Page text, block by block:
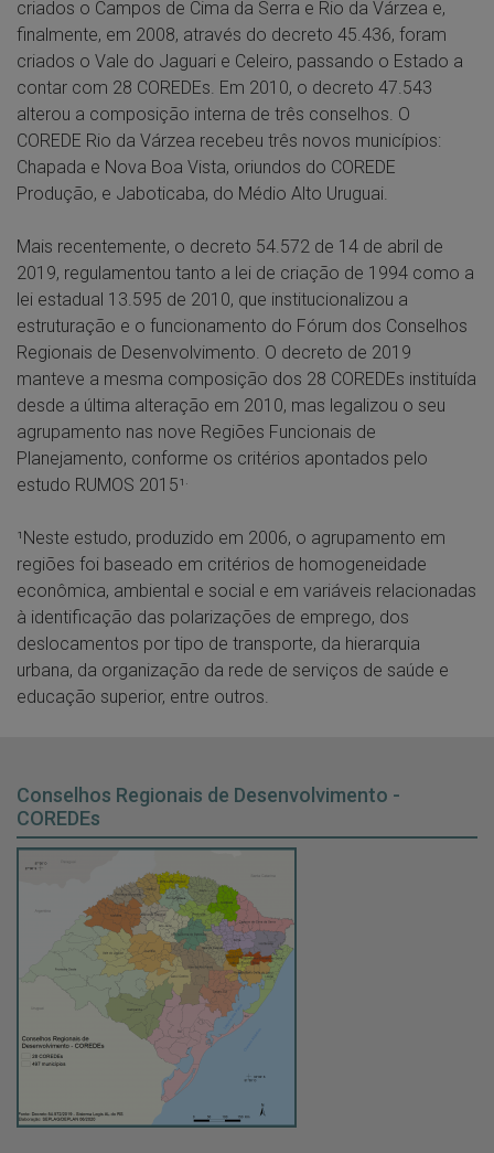
criados o Campos de Cima da Serra e Rio da Várzea e,
finalmente, em 2008, através do decreto 45.436, foram
criados o Vale do Jaguari e Celeiro, passando o Estado a
contar com 28 COREDEs. Em 2010, o decreto 47.543
alterou a composição interna de três conselhos. O
COREDE Rio da Várzea recebeu três novos municípios:
Chapada e Nova Boa Vista, oriundos do COREDE
Produção, e Jaboticaba, do Médio Alto Uruguai.
Mais recentemente, o decreto 54.572 de 14 de abril de
2019, regulamentou tanto a lei de criação de 1994 como a
lei estadual 13.595 de 2010, que institucionalizou a
estruturação e o funcionamento do Fórum dos Conselhos
Regionais de Desenvolvimento. O decreto de 2019
manteve a mesma composição dos 28 COREDEs instituída
desde a última alteração em 2010, mas legalizou o seu
agrupamento nas nove Regiões Funcionais de
Planejamento, conforme os critérios apontados pelo
estudo RUMOS 2015¹ .
¹Neste estudo, produzido em 2006, o agrupamento em
regiões foi baseado em critérios de homogeneidade
econômica, ambiental e social e em variáveis relacionadas
à identificação das polarizações de emprego, dos
deslocamentos por tipo de transporte, da hierarquia
urbana, da organização da rede de serviços de saúde e
educação superior, entre outros.
Conselhos Regionais de Desenvolvimento -
COREDEs